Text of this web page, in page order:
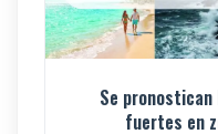
Se
fuertes en